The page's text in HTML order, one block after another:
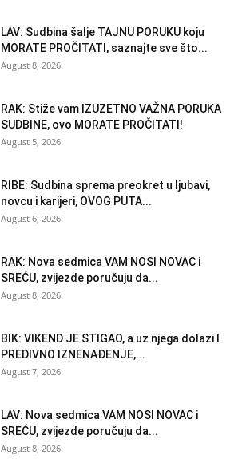
LAV: Sudbina šalje TAJNU PORUKU koju
MORATE PROČITATI, saznajte sve što...
August 8, 2026
RAK: Stiže vam IZUZETNO VAŽNA PORUKA
SUDBINE, ovo MORATE PROČITATI!
August 5, 2026
RIBE: Sudbina sprema preokret u ljubavi,
novcu i karijeri, OVOG PUTA...
August 6, 2026
RAK: Nova sedmica VAM NOSI NOVAC i
SREĆU, zvijezde poručuju da...
August 8, 2026
BIK: VIKEND JE STIGAO, a uz njega dolazi I
PREDIVNO IZNENAĐENJE,...
August 7, 2026
LAV: Nova sedmica VAM NOSI NOVAC i
SREĆU, zvijezde poručuju da...
August 8, 2026